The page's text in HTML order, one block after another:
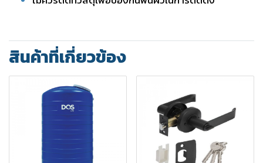
สินค้าที่เกี่ยวข้อง